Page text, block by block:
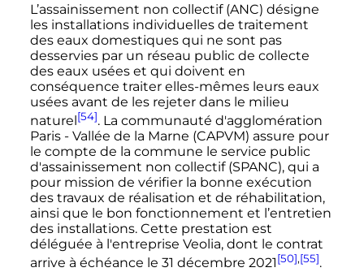
L’assainissement non collectif (ANC) désigne
les installations individuelles de traitement
des eaux domestiques qui ne sont pas
desservies par un réseau public de collecte
des eaux usées et qui doivent en
conséquence traiter elles-mêmes leurs eaux
usées avant de les rejeter dans le milieu
naturel[54]. La communauté d'agglomération
Paris - Vallée de la Marne (CAPVM) assure pour
le compte de la commune le service public
d'assainissement non collectif (SPANC), qui a
pour mission de vérifier la bonne exécution
des travaux de réalisation et de réhabilitation,
ainsi que le bon fonctionnement et l’entretien
des installations. Cette prestation est
déléguée à l'entreprise Veolia, dont le contrat
arrive à échéance le 31 décembre 2021[50],[55].